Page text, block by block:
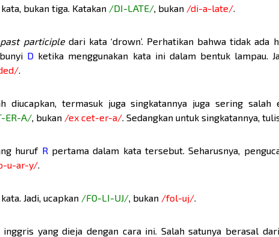
bukan tiga. Katakan /DI-LATE/, bukan /di-a-late/.
past participledari kata ‘drown’. Perhatikan bahwa tidak ada
D ketika menggunakan kata ini dalam bentuk lampau.
.
termasuk juga singkatannya juga sering salah
ER-A/, bukan /ex cet-er-a/. Sedangkan untuk singkatannya,
huruf R pertama dalam kata tersebut. Seharusnya,
u-ar-y/.
Jadi, ucapkan /FO-LI-UJ/, bukan /fol-uj/.
inggris yang dieja dengan cara ini. Salah satunya berasal